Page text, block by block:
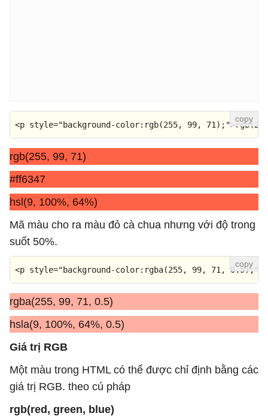
<p style="background-color:rgb(255, 99, 71);">
rgb(255, 99, 71)
#ff6347
hsl(9, 100%, 64%)
Mã màu cho ra màu đỏ cà chua nhưng với độ trong
suốt 50%.
<p style="background-color:rgba(255, 99, 71, 0.5);"
rgba(255, 99, 71, 0.5)
hsla(9, 100%, 64%, 0.5)
Giá trị RGB
Một màu trong HTML có thể được chỉ định bằng các
giá trị RGB. theo cú pháp
rgb(red, green, blue)